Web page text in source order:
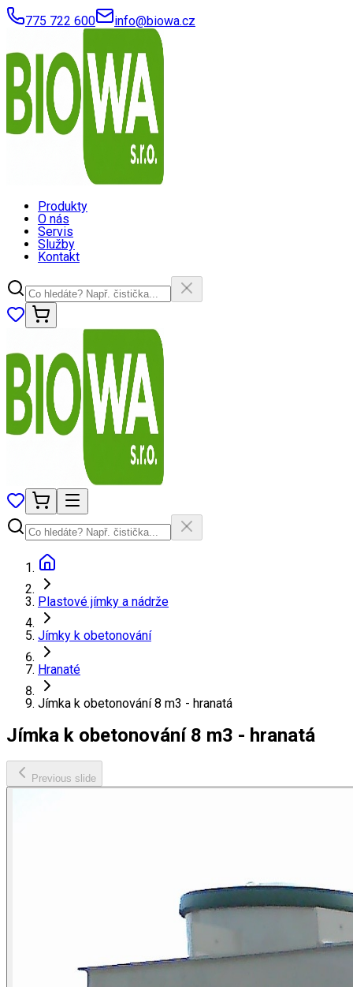
775 722 600 info@biowa.cz
Produkty
O nás
Servis
Služby
Kontakt
Plastové jímky a nádrže
Jímky k obetonování
Hranaté
Jímka k obetonování 8 m3 - hranatá
Jímka k obetonování 8 m3 - hranatá
Previous slide